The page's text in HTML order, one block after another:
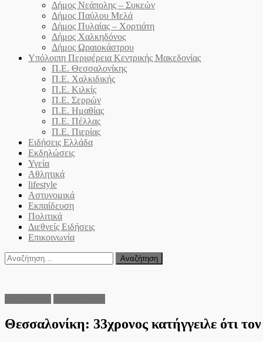
Δήμος Νεάπολης – Συκεών
Δήμος Παύλου Μελά
Δήμος Πυλαίας – Χορτιάτη
Δήμος Χαλκηδόνος
Δήμος Ωραιοκάστρου
Υπόλοιπη Περιφέρεια Κεντρικής Μακεδονίας
Π.Ε. Θεσσαλονίκης
Π.Ε. Χαλκιδικής
Π.Ε. Κιλκίς
Π.Ε. Σερρών
Π.Ε. Ημαθίας
Π.Ε. Πέλλας
Π.Ε. Πιερίας
Ειδήσεις Ελλάδα
Εκδηλώσεις
Υγεία
Αθλητικά
lifestyle
Αστυνομικά
Εκπαίδευση
Πολιτικά
Διεθνείς Ειδήσεις
Επικοινωνία
Αναζήτηση
για:
Θεσσαλονίκη: 33χρονος κατήγγειλε ότι